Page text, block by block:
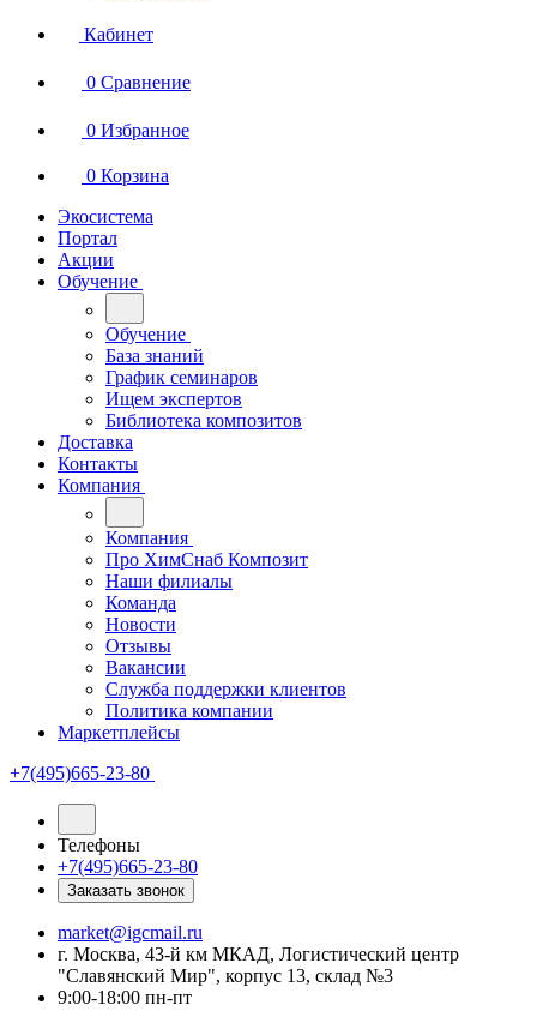
Кабинет
0 Сравнение
0 Избранное
0 Корзина
Экосистема
Портал
Акции
Обучение
Обучение
База знаний
График семинаров
Ищем экспертов
Библиотека композитов
Доставка
Контакты
Компания
Компания
Про ХимСнаб Композит
Наши филиалы
Команда
Новости
Отзывы
Вакансии
Служба поддержки клиентов
Политика компании
Маркетплейсы
+7(495)665-23-80
Телефоны
+7(495)665-23-80
Заказать звонок
market@igcmail.ru
г. Москва, 43-й км МКАД, Логистический центр
"Славянский Мир", корпус 13, склад №3
9:00-18:00 пн-пт